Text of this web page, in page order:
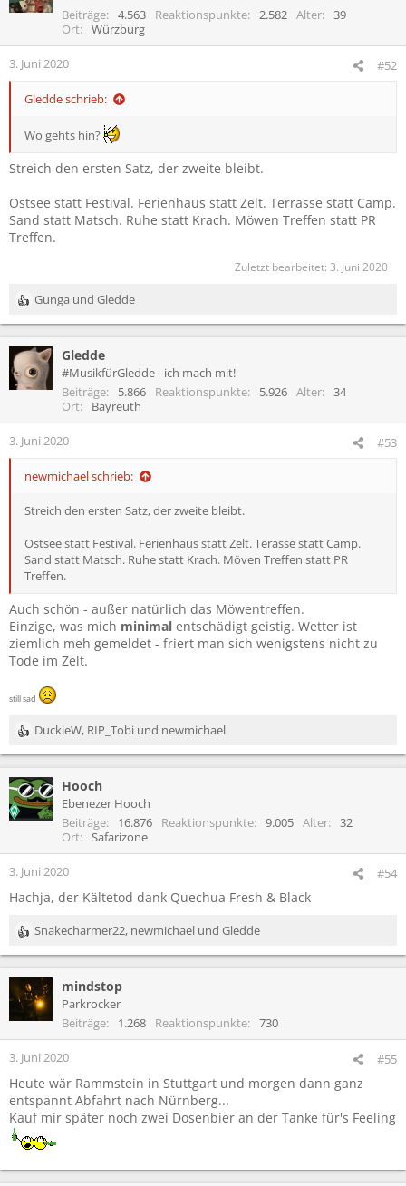
Beiträge
4.563 Reaktionspunkte 2.582 Alter
39
Ort
Würzburg
3. Juni 2020 #52
Gledde schrieb:
Wo gehts hin?
Streich den ersten Satz, der zweite bleibt.
Ostsee statt Festival. Ferienhaus statt Zelt. Terrasse statt Camp.
Sand statt Matsch. Ruhe statt Krach. Möwen Treffen statt PR
Treffen.
Zuletzt bearbeitet: 3. Juni 2020
R
e
k
t
i
n
Gunga und Gledde
Gledde
#MusikfürGledde - ich mach mit!
Beiträge
5.866 Reaktionspunkte 5.926 Alter
34
Ort
Bayreuth
3. Juni 2020 #53
newmichael schrieb:
Streich den ersten Satz, der zweite bleibt.
Ostsee statt Festival. Ferienhaus statt Zelt. Terasse statt Camp.
Sand statt Matsch. Ruhe statt Krach. Möven Treffen statt PR
Treffen.
Auch schön - außer natürlich das Möwentreffen.
Einzige, was mich minimal entschädigt geistig. Wetter ist
ziemlich meh gemeldet - friert man sich wenigstens nicht zu
Tode im Zelt.
still sad
R
e
k
t
i
n
:
DuckieW, RIP_Tobi und newmichael
Hooch
Ebenezer Hooch
Beiträge
16.876 Reaktionspunkte 9.005 Alter
32
Ort
Safarizone
3. Juni 2020 #54
Hachja, der Kältetod dank Quechua Fresh & Black
R
e
k
t
i
n
e
n
:
Snakecharmer22, newmichael und Gledde
mindstop
Parkrocker
Beiträge
1.268 Reaktionspunkte 730
3. Juni 2020 #55
Heute wär Rammstein in Stuttgart und morgen dann ganz
entspannt Abfahrt nach Nürnberg...
Kauf mir später noch zwei Dosenbier an der Tanke für's Feeling